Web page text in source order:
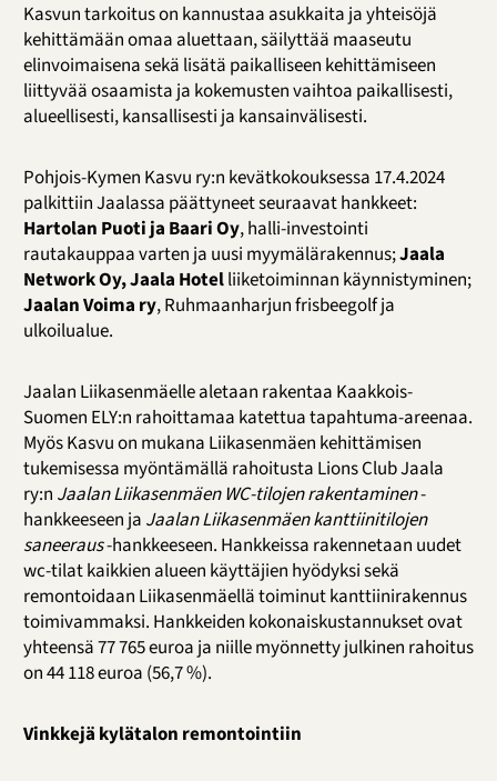
Kasvun tarkoitus on kannustaa asukkaita ja yhteisöjä
kehittämään omaa aluettaan, säilyttää maaseutu
elinvoimaisena sekä lisätä paikalliseen kehittämiseen
liittyvää osaamista ja kokemusten vaihtoa paikallisesti,
alueellisesti, kansallisesti ja kansainvälisesti.
Pohjois-Kymen Kasvu ry:n kevätkokouksessa 17.4.2024
palkittiin Jaalassa päättyneet seuraavat hankkeet:
Hartolan Puoti ja Baari Oy, halli-investointi
rautakauppaa varten ja uusi myymälärakennus;Jaala
Network Oy, Jaala Hotelliiketoiminnan käynnistyminen;
Jaalan Voima ry, Ruhmaanharjun frisbeegolf ja
ulkoilualue.
Jaalan Liikasenmäelle aletaan rakentaa Kaakkois-
Suomen ELY:n rahoittamaa katettua tapahtuma-areenaa.
Myös Kasvu on mukana Liikasenmäen kehittämisen
tukemisessa myöntämällä rahoitusta Lions Club Jaala
ry:n Jaalan Liikasenmäen WC-tilojen rakentaminen-
hankkeeseen ja Jaalan Liikasenmäen kanttiinitilojen
saneeraus-hankkeeseen. Hankkeissa rakennetaan uudet
wc-tilat kaikkien alueen käyttäjien hyödyksi sekä
remontoidaan Liikasenmäellä toiminut kanttiinirakennus
toimivammaksi. Hankkeiden kokonaiskustannukset ovat
yhteensä 77 765 euroa ja niille myönnetty julkinen rahoitus
on 44 118 euroa (56,7 %).
Vinkkejä kylätalon remontointiin